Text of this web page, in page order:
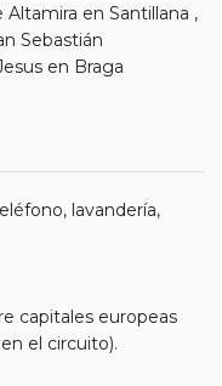
Altamira en Santillana ,
Sebastián
en Braga
lavandería,
capitales europeas
el circuito).